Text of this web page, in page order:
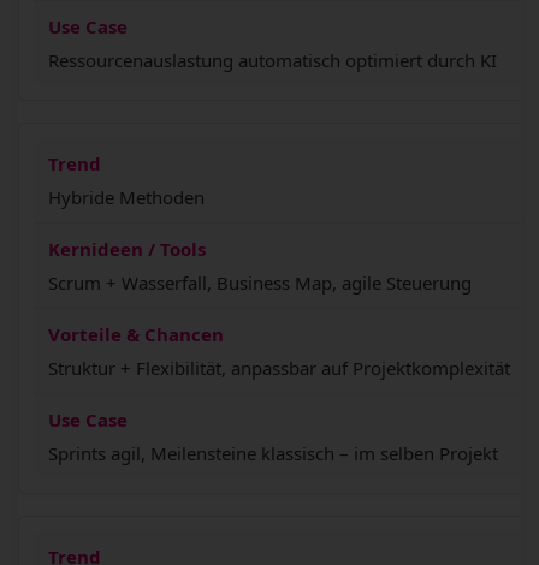
Ressourcenauslastung automatisch optimiert durch KI
Hybride Methoden
Scrum + Wasserfall, Business Map, agile Steuerung
Struktur + Flexibilität, anpassbar auf Projektkomplexität
Sprints agil, Meilensteine klassisch – im selben Projekt